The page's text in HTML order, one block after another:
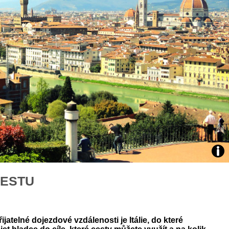
Zdroj:
dojezdové vzdálenosti je Itálie, do které
správného poutání
autosedačky
stručně o autosedačkách
Zabavte děti na cestách
překvapivé rady pro